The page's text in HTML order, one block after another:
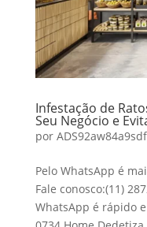
Infestação de
Seu Negócio e
por
Pelo WhatsApp é
Fale conosco:(11)
WhatsApp é rápido